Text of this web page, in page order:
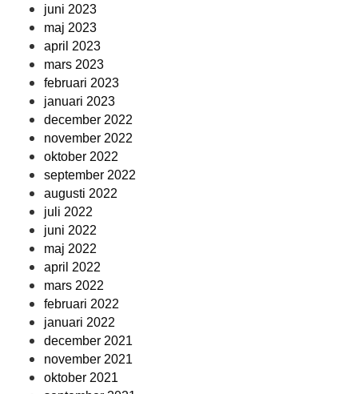
juni 2023
maj 2023
april 2023
mars 2023
februari 2023
januari 2023
december 2022
november 2022
oktober 2022
september 2022
augusti 2022
juli 2022
juni 2022
maj 2022
april 2022
mars 2022
februari 2022
januari 2022
december 2021
november 2021
oktober 2021